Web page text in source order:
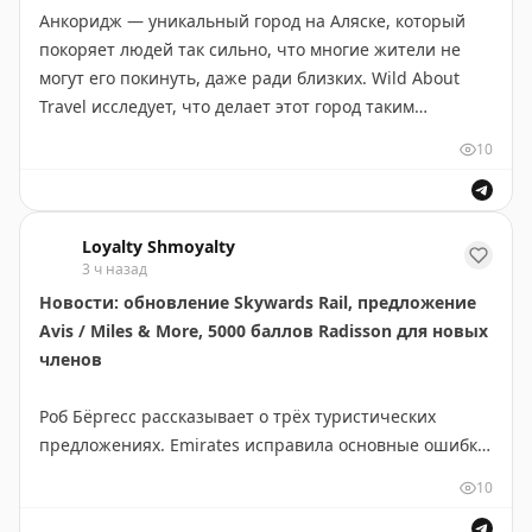
ограниченное пространство в ванной. Отель хорош
для туристов, ценящих локацию больше, чем люкс.
Molly Burgess|Original
Анкоридж — уникальный город на Аляске, который
покоряет людей так сильно, что многие жители не
могут его покинуть, даже ради близких. Wild About
Travel исследует, что делает этот город таким
и городского комфорта. Жители просыпаются с видом
парках, видят северное сияние зимой и
наслаждаются полярным днем летом. Анкоридж
предлагает редкое сочетание: хорошие работы,
школы, медицину и культуру при сохранении низкой
плотности населения и легком доступе к природе.
Сильное сообщество в изолированном месте создает
прожившие здесь 20-30 лет, часто говорят, что жизнь
в Анкоридже стала частью их идентичности, и
10
Loyalty Shmoyalty
3 ч назад
Новости: обновление Skywards Rail, предложение
Avis / Miles & More, 5000 баллов Radisson для новых
членов
Роб Бёргесс рассказывает о трёх туристических
предложениях. Emirates исправила основные ошибки
отображение времени поездов, скрытые наценки), но
10